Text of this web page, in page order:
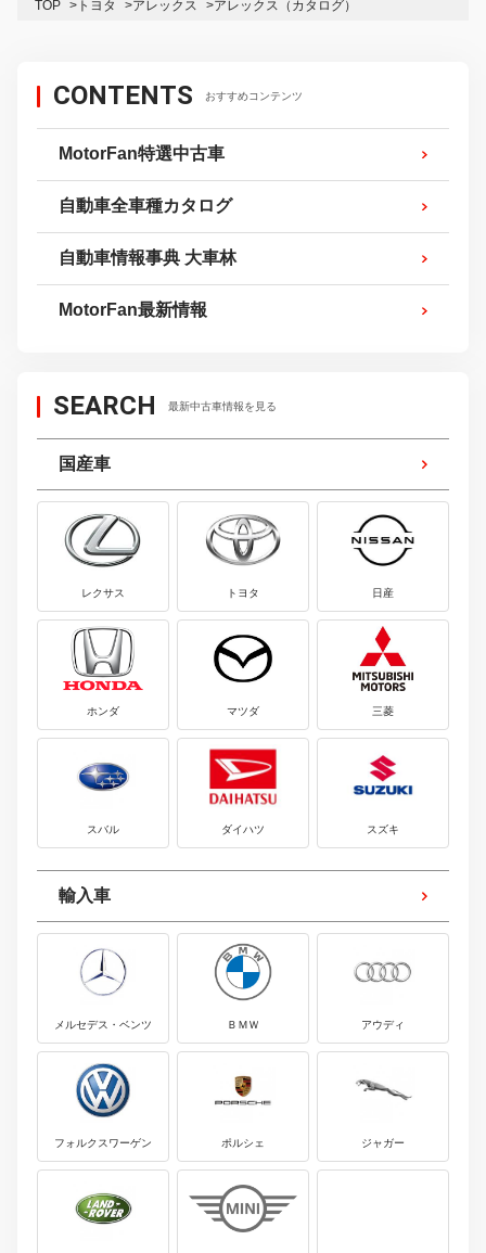
TOP トヨタ アレックス アレックス（カタログ）
CONTENTS おすすめコンテンツ
MotorFan特選中古車
自動車全車種カタログ
自動車情報事典 大車林
MotorFan最新情報
SEARCH 最新中古車情報を見る
国産車
レクサス トヨタ 日産
ホンダ マツダ 三菱
スバル ダイハツ スズキ
輸入車
メルセデス・ベンツ ＢＭＷ アウディ
フォルクスワーゲン ポルシェ ジャガー